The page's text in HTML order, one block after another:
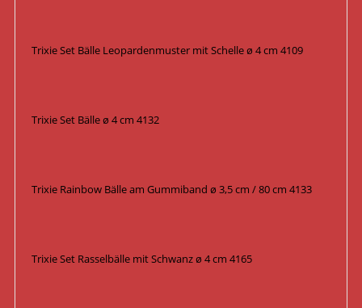
Trixie Set Bälle Leopardenmuster mit Schelle ø 4 cm 4109
Trixie Set Bälle ø 4 cm 4132
Trixie Rainbow Bälle am Gummiband ø 3,5 cm / 80 cm 4133
Trixie Set Rasselbälle mit Schwanz ø 4 cm 4165